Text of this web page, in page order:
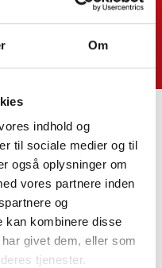
Om
indhold og
til sociale medier og til
også oplysninger om
vores partnere inden
og
kan kombinere disse
givet dem, eller som
tjenester.